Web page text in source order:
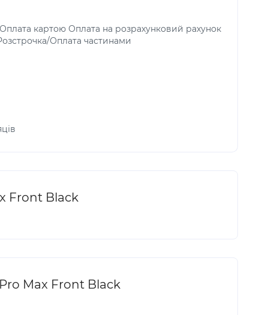
Оплата картою Оплата на розрахунковий рахунок
Оплата частинами
Front Black
Max Front Black